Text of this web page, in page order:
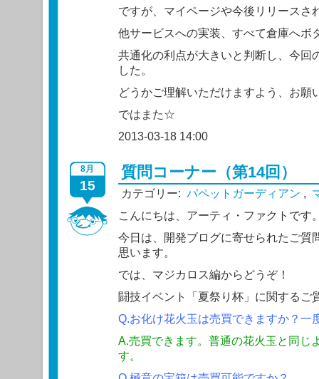
ですが、マイページや今後リリースさ
他サービスへの実装、すべて倉庫へボ
共通化の利点が大きいと判断し、今回
した。
どうかご理解いただけますよう、お願
ではまた☆
2013-03-18 14:00
8月
15
質問コーナー（第14回）
カテゴリー: パペットガーディアン ,
こんにちは、アーティ・ファクトです
今日は、開発ブログに寄せられたご質
思います。
では、マジカロス編からどうぞ！
闘技イベント「夏祭り杯」に関するご
Q.お化け花火玉は売買できますか？一
A.売買できます。普通の花火玉と同じ
す。